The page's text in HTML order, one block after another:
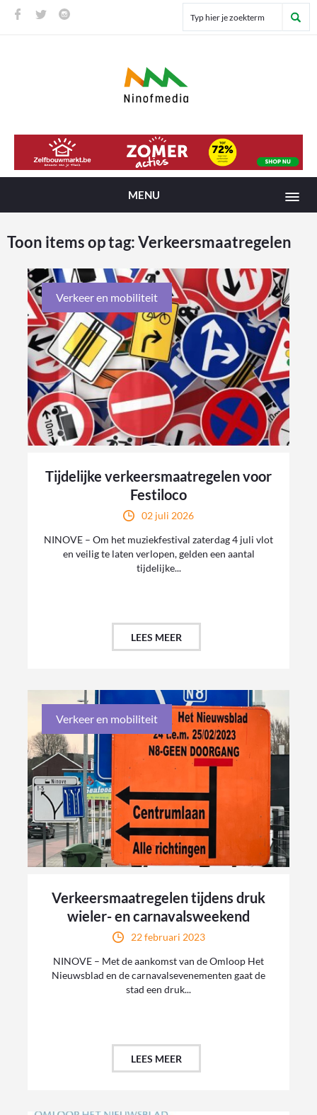
MENU
Toon items op tag:Verkeersmaatregelen
Verkeer en mobiliteit
Tijdelijke verkeersmaatregelen voor
Festiloco
02 juli 2026
NINOVE – Om het muziekfestival zaterdag 4 juli vlot
en veilig te laten verlopen, gelden een aantal
tijdelijke...
LEES MEER
Verkeer en mobiliteit
Verkeersmaatregelen tijdens druk
wieler- en carnavalsweekend
22 februari 2023
NINOVE – Met de aankomst van de Omloop Het
Nieuwsblad en de carnavalsevenementen gaat de
stad een druk...
LEES MEER